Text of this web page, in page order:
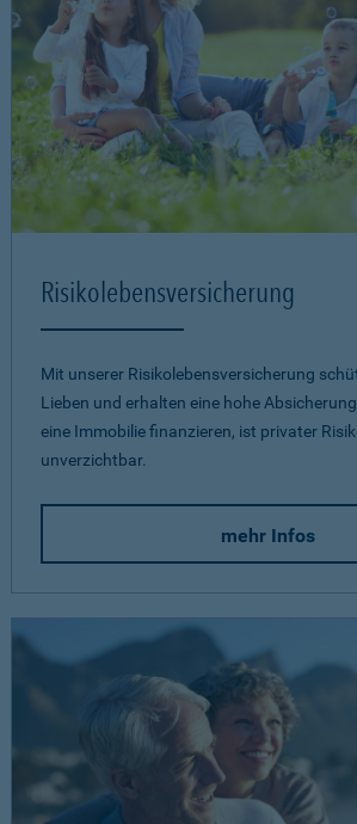
Risikolebensversicherung
Mit unserer Risikolebensversicherung
Lieben und erhalten eine hohe
eine Immobilie finanzieren, ist privater
unverzichtbar.
mehr Infos